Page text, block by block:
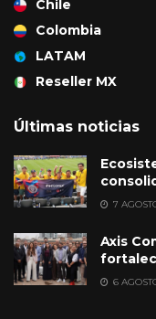
Chile
Colombia
LATAM
Reseller MX
Últimas noticias
7
Axis
6